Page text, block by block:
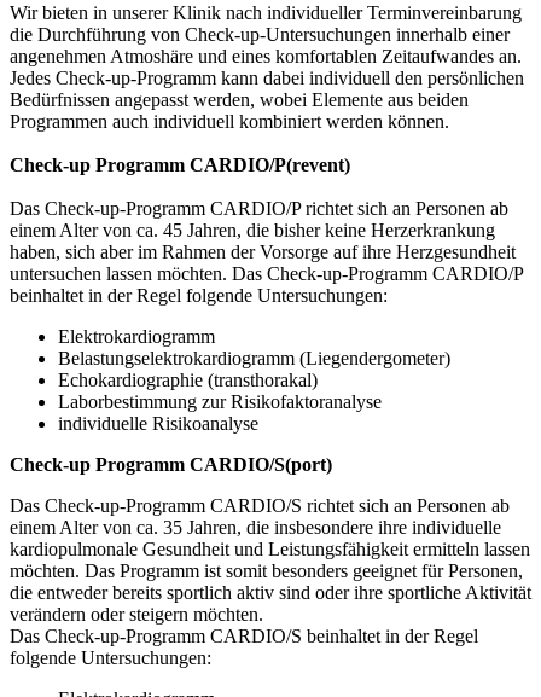
Wir bieten in unserer Klinik nach individueller Terminvereinbarung
die Durchführung von Check-up-Untersuchungen innerhalb einer
angenehmen Atmoshäre und eines komfortablen Zeitaufwandes an.
Jedes Check-up-Programm kann dabei individuell den persönlichen
Bedürfnissen angepasst werden, wobei Elemente aus beiden
Programmen auch individuell kombiniert werden können.
Check-up Programm CARDIO/P(revent)
Das Check-up-Programm CARDIO/P richtet sich an Personen ab
einem Alter von ca. 45 Jahren, die bisher keine Herzerkrankung
haben, sich aber im Rahmen der Vorsorge auf ihre Herzgesundheit
untersuchen lassen möchten. Das Check-up-Programm CARDIO/P
beinhaltet in der Regel folgende Untersuchungen:
Elektrokardiogramm
Belastungselektrokardiogramm (Liegendergometer)
Echokardiographie (transthorakal)
Laborbestimmung zur Risikofaktoranalyse
individuelle Risikoanalyse
Check-up Programm CARDIO/S(port)
Das Check-up-Programm CARDIO/S richtet sich an Personen ab
einem Alter von ca. 35 Jahren, die insbesondere ihre individuelle
kardiopulmonale Gesundheit und Leistungsfähigkeit ermitteln lassen
möchten. Das Programm ist somit besonders geeignet für Personen,
die entweder bereits sportlich aktiv sind oder ihre sportliche Aktivität
verändern oder steigern möchten.
Das Check-up-Programm CARDIO/S beinhaltet in der Regel
folgende Untersuchungen: